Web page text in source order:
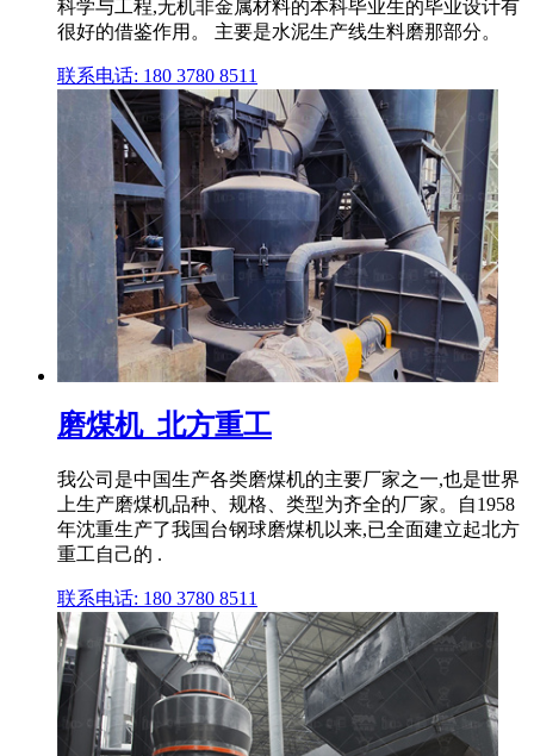
科学与工程,无机非金属材料的本科毕业生的毕业设计有
很好的借鉴作用。 主要是水泥生产线生料磨那部分。
联系电话: 180 3780 8511
磨煤机_北方重工
我公司是中国生产各类磨煤机的主要厂家之一,也是世界
上生产磨煤机品种、规格、类型为齐全的厂家。自1958
年沈重生产了我国台钢球磨煤机以来,已全面建立起北方
重工自己的 .
联系电话: 180 3780 8511